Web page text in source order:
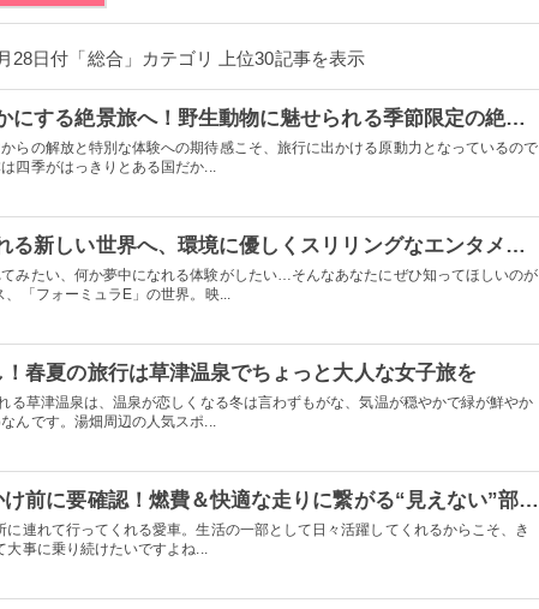
28日付「総合」カテゴリ 上位30記事を表示
【PR】人生を豊かにする絶景旅へ！野生動物に魅せられる季節限定の絶景に会いに行こう
らの解放と特別な体験への期待感こそ、旅行に出かける原動力となっているので
四季がはっきりとある国だか...
【PR】夢中になれる新しい世界へ、環境に優しくスリリングなエンタメ体験してみない？
みたい、何か夢中になれる体験がしたい…そんなあなたにぜひ知ってほしいのが
、「フォーミュラE」の世界。映...
！春夏の旅行は草津温泉でちょっと大人な女子旅を
る草津温泉は、温泉が恋しくなる冬は言わずもがな、気温が穏やかで緑が鮮やか
んです。湯畑周辺の人気スポ...
【PR】春のお出かけ前に要確認！燃費＆快適な走りに繋がる“見えない”部分の愛車ケアできてる？
に連れて行ってくれる愛車。生活の一部として日々活躍してくれるからこそ、き
大事に乗り続けたいですよね...